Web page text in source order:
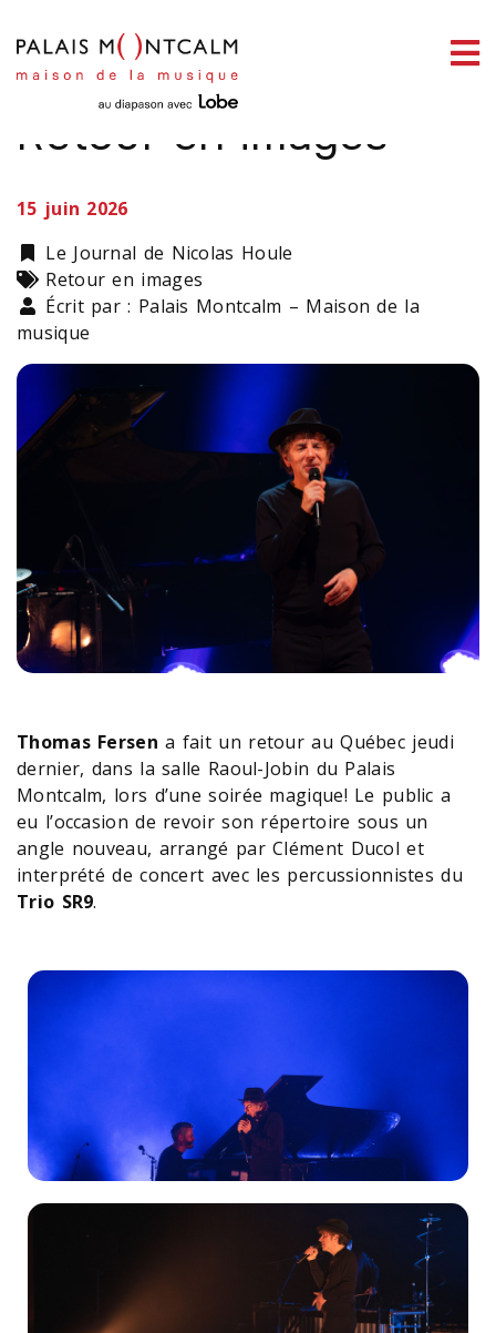
Thomas Fersen |
Retour en images
15 juin 2026
Catégorie
Le Journal de Nicolas Houle
Types
Retour en images
Écrit par : Palais Montcalm – Maison de la
musique
Thomas Fersen a fait un retour au Québec jeudi
dernier, dans la salle Raoul-Jobin du Palais
Montcalm, lors d’une soirée magique! Le public a
eu l’occasion de revoir son répertoire sous un
angle nouveau, arrangé par Clément Ducol et
interprété de concert avec les percussionnistes du
Trio SR9.